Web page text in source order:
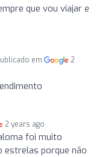
que vou viajar e
em
2
2 years ago
foi muito
estrelas porque não